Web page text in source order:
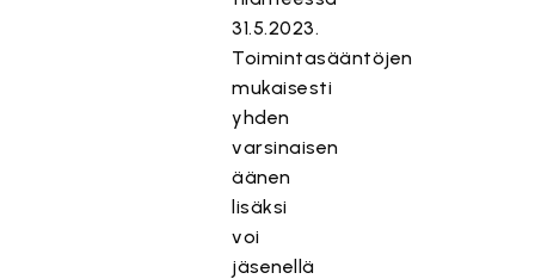
31.5.2023.
Toimintasääntöjen
mukaisesti
yhden
varsinaisen
äänen
lisäksi
voi
jäsenellä